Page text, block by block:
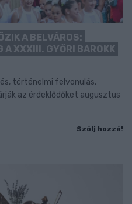
A BELVÁROS:
A XXXIII. GYŐRI BAROKK
történelmi felvonulás,
az érdeklődőket augusztus
Szólj hozzá!